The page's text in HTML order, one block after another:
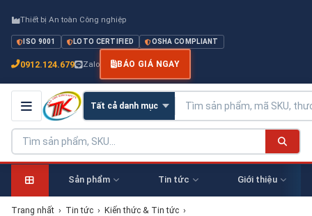
Thiết bị An toàn Công nghiệp
ISO 9001 LOTO CERTIFIED OSHA COMPLIANT
0912.124.679 Zalo BÁO GIÁ NGAY
Sản phẩm Tin tức Giới thiệu
Trang nhất › Tin tức › Kiến thức & Tin tức ›